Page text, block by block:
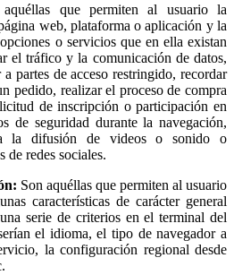
que permiten al usuario la
web, plataforma o aplicación y la
o servicios que en ella existan
el tráfico y la comunicación de datos,
partes de acceso restringido, recordar
pedido, realizar el proceso de compra
de inscripción o participación en
de seguridad durante la navegación,
la difusión de videos o sonido o
de redes sociales.
Son aquéllas que permiten al usuario
características de carácter general
serie de criterios en el terminal del
el idioma, el tipo de navegador a
la configuración regional desde